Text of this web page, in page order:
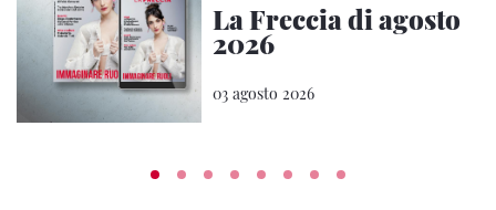
La Freccia di agosto
2026
03 agosto 2026